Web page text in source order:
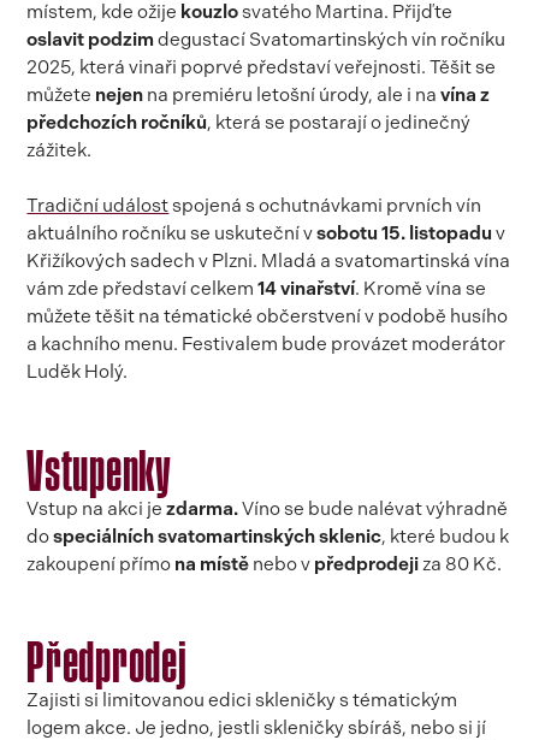
místem, kde ožije kouzlosvatého Martina. Přijďte
oslavit podzim degustací Svatomartinských vín ročníku
2025, která vinaři poprvé představí veřejnosti. Těšit se
můžete nejen na premiéru letošní úrody, ale i navína z
předchozích ročníků, která se postarají o jedinečný
zážitek.
Tradiční událostspojená s ochutnávkami prvních vín
aktuálního ročníku se uskuteční vsobotu 15. listopadu v
Křižíkových sadech v Plzni. Mladá a svatomartinská vína
vám zde představí celkem14 vinařství. Kromě vína se
můžete těšit na tématické občerstvení v podobě husího
a kachního menu. Festivalem bude provázet moderátor
Luděk Holý.
Vstupenky
Vstup na akci jezdarma.Víno se bude nalévat výhradně
dospeciálních svatomartinských sklenic, které budou k
zakoupení přímo na místě nebo v předprodejiza 80 Kč.
Předprodej
Zajisti si limitovanou edici skleničky s tématickým
logem akce. Je jedno, jestli skleničky sbíráš, nebo si jí